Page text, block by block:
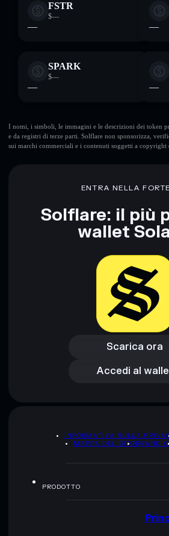
FSTR
$—
— —
SPARK
$—
— —
I nomi, i simboli, le immagini e le descrizioni dei token
e da registri di terze parti. Solflare non sponsorizza,
sui marchi commerciali e i contenuti soggetti a copyright
ENTRA NELLA
Solflare: il più
wallet
Scarica ora
Scarica ora
Accedi al wallet
Accedi al
INFORMATIVA SULLA
MAPPA DEL SITOBRAND
PRODOTTO